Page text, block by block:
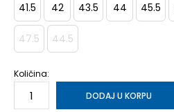
41.5 42 43.5 44 45.5
47.5 44.5
Količina:
DODAJ U KORPU